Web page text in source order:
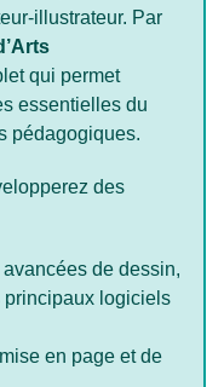
illustrateur. Par
qui permet
essentielles du
pédagogiques.
des
de dessin,
principaux logiciels
en page et de